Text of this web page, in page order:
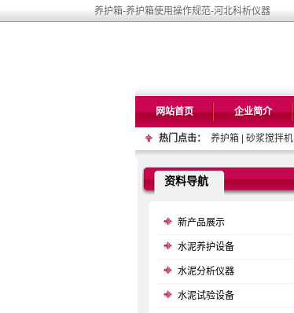
养护箱-养护箱使用操作规范-河北科析仪器
网站首页 企业简介
热门点击： 养护箱 砂浆搅拌机
资料导航
新产品展示
水泥养护设备
水泥分析仪器
水泥试验设备